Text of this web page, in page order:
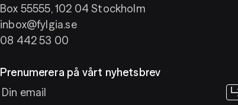
Box 55555, 102 04 Stockholm
inbox@fylgia.se
08 442 53 00
Prenumerera på vårt nyhetsbrev